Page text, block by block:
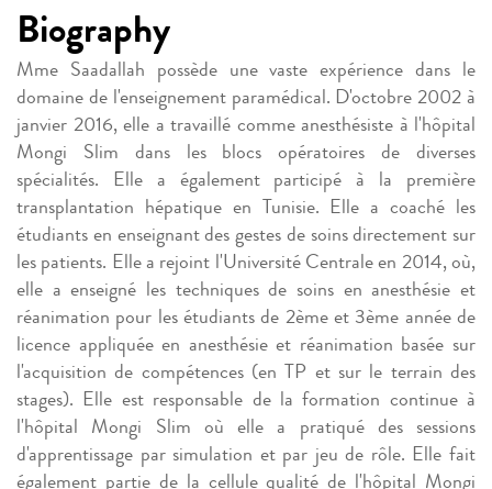
Biography
Mme Saadallah possède une vaste expérience dans le
domaine de l'enseignement paramédical. D'octobre 2002 à
janvier 2016, elle a travaillé comme anesthésiste à l'hôpital
Mongi Slim dans les blocs opératoires de diverses
spécialités. Elle a également participé à la première
transplantation hépatique en Tunisie. Elle a coaché les
étudiants en enseignant des gestes de soins directement sur
les patients. Elle a rejoint l'Université Centrale en 2014, où,
elle a enseigné les techniques de soins en anesthésie et
réanimation pour les étudiants de 2ème et 3ème année de
licence appliquée en anesthésie et réanimation basée sur
l'acquisition de compétences (en TP et sur le terrain des
stages). Elle est responsable de la formation continue à
l'hôpital Mongi Slim où elle a pratiqué des sessions
d'apprentissage par simulation et par jeu de rôle. Elle fait
également partie de la cellule qualité de l'hôpital Mongi